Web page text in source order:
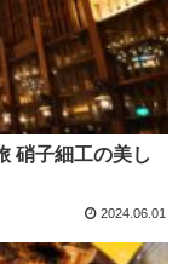
硝子細工の美し
2024.06.01